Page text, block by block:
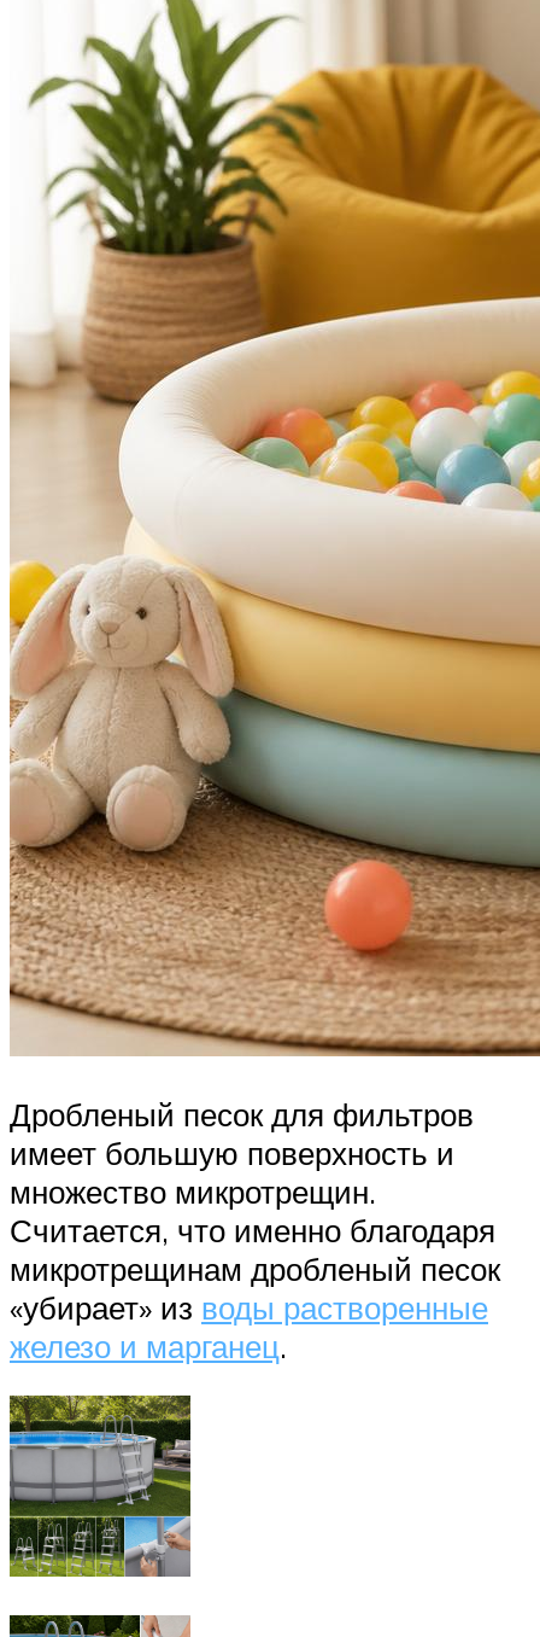
Дробленый песок для фильтров
имеет большую поверхность и
множество микротрещин.
Считается, что именно благодаря
микротрещинам дробленый песок
«убирает» из воды растворенные
железо и марганец.